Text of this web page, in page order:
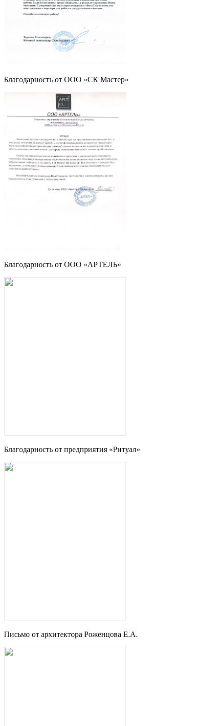
Благодарность от ООО «СК Мастер»
Благодарность от ООО «АРТЕЛЬ»
Благодарность от предприятия «Ритуал»
Письмо от архитектора Роженцова Е.А.